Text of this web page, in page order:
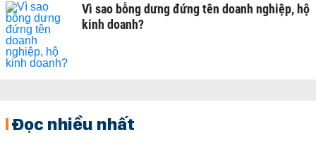
Vì sao bỗng dưng đứng tên doanh nghiệp, hộ
kinh doanh?
Đọc nhiều nhất